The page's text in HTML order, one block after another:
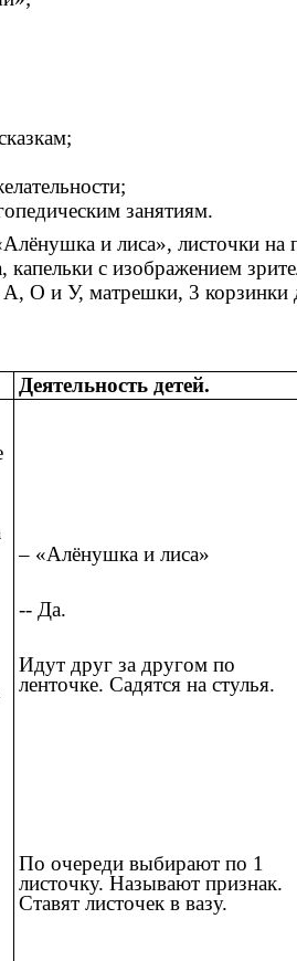
занятиям.
и лиса», листочки
капельки с изображением
О и У, матрешки, 3
Деятельность детей.
– «Алёнушка и лиса»
-- Да.
Идут друг за другом по
ленточке. Садятся на стулья.
По очереди выбирают по 1
листочку. Называют признак.
Ставят листочек в вазу.